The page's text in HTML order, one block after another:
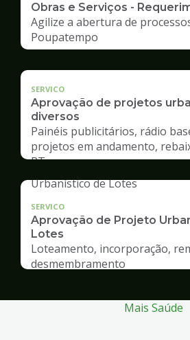
Obras e Serviços -
Agilize a abertura de
Poupatempo
SERVICO
Aprovação de projetos
diversos
Painéis publicitários, rádio
projetos em andamento,
RT
SERVICO
Aprovação de Projeto
Lotes
Loteamento, incorporação,
desmembramento
Mais Saúde